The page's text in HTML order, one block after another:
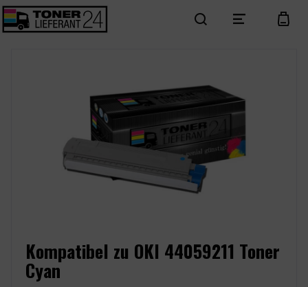
search menu cart
Kompatibel zu OKI 44059211 Toner
Cyan